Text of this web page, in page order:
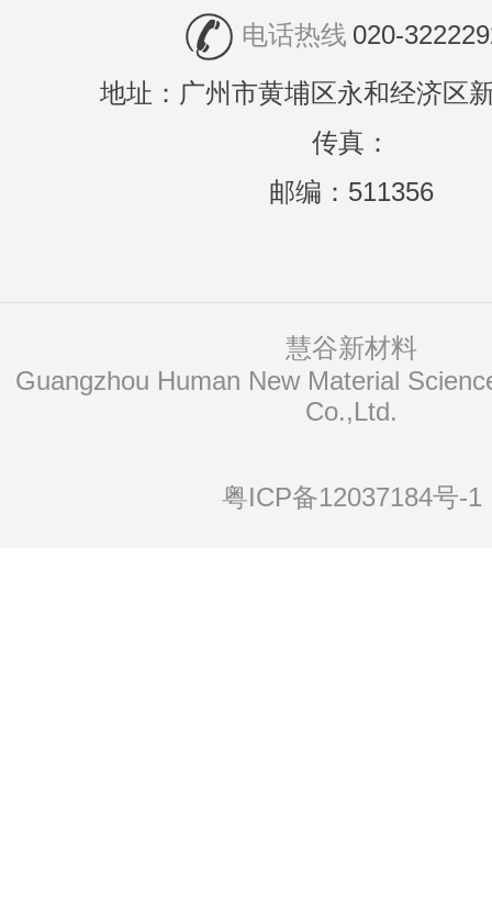
电话热线 020-
地址：广州市黄埔区永和经济区
传真：
邮编：511356
慧谷新材料
Co.,Ltd.
粤ICP备12037184号-1